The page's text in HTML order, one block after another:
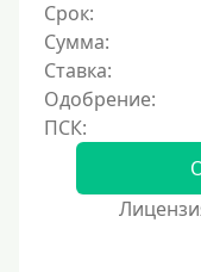
Срок:
Сумма:
Ставка:
Одобрение: